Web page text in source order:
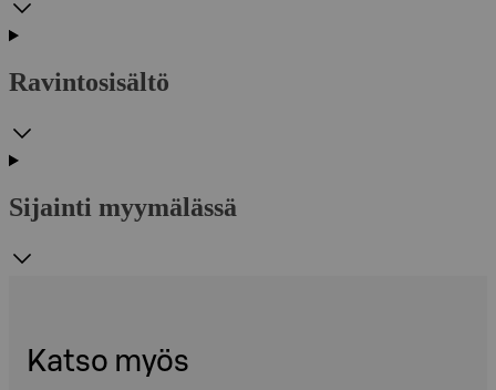
Ravintosisältö
Sijainti myymälässä
Katso myös